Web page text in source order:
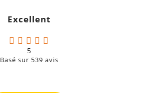
Excellent
5
Basé sur 539 avis